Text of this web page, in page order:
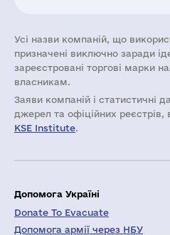
Усі назви компаній, що
призначені виключно заради
зареєстровані торгові марки
власникам.
Заяви компаній i статистичні
джерел та офіційних реєстрів,
KSE Institute.
Допомога Україні
Donate To Evacuate
Допомога армії через НБУ